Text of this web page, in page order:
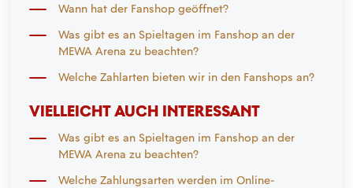
Wann hat der Fanshop geöffnet?
Was gibt es an Spieltagen im Fanshop an der
MEWA Arena zu beachten?
Welche Zahlarten bieten wir in den Fanshops an?
VIELLEICHT AUCH INTERESSANT
Was gibt es an Spieltagen im Fanshop an der
MEWA Arena zu beachten?
Welche Zahlungsarten werden im Online-